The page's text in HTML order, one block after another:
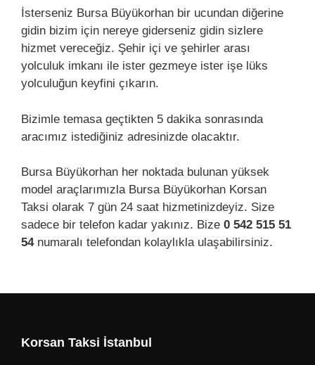
İsterseniz Bursa Büyükorhan bir ucundan diğerine
gidin bizim için nereye giderseniz gidin sizlere
hizmet vereceğiz. Şehir içi ve şehirler arası
yolculuk imkanı ile ister gezmeye ister işe lüks
yolculuğun keyfini çıkarın.
Bizimle temasa geçtikten 5 dakika sonrasında
aracımız istediğiniz adresinizde olacaktır.
Bursa Büyükorhan her noktada bulunan yüksek
model araçlarımızla Bursa Büyükorhan Korsan
Taksi olarak 7 gün 24 saat hizmetinizdeyiz. Size
sadece bir telefon kadar yakınız. Bize 0 542 515 51
54numaralı telefondan kolaylıkla ulaşabilirsiniz.
Korsan Taksi İstanbul